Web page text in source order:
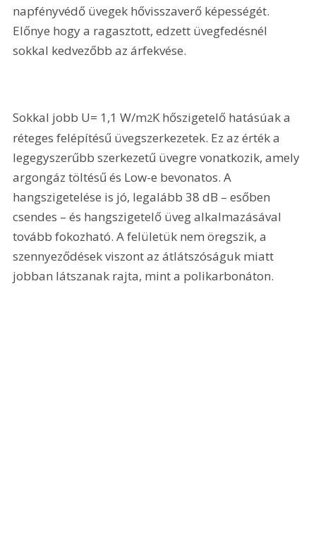
napfényvédő üvegek hővisszaverő képességét.
Előnye hogy a ragasztott, edzett üvegfedésnél
sokkal kedvezőbb az árfekvése.
Sokkal jobb U= 1,1 W/m2K hőszigetelő hatásúak a
réteges felépítésű üvegszerkezetek. Ez az érték a
legegyszerűbb szerkezetű üvegre vonatkozik, amely
argongáz töltésű és Low-e bevonatos. A
hangszigetelése is jó, legalább 38 dB – esőben
csendes – és hangszigetelő üveg alkalmazásával
tovább fokozható. A felületük nem öregszik, a
szennyeződések viszont az átlátszóságuk miatt
jobban látszanak rajta, mint a polikarbonáton.